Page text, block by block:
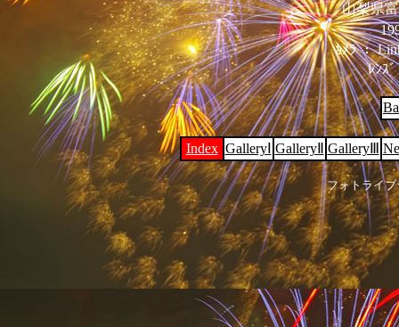
山梨県
ｶﾒﾗ ：
ﾚﾝｽ
Index GalleryⅠ GalleryⅡ GalleryⅢ
フォトライ